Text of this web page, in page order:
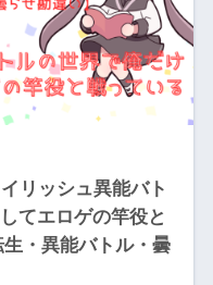
リッシュ異能バト
てエロゲの竿役と
・異能バトル・曇